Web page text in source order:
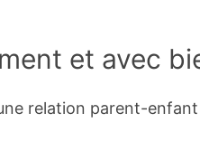
et avec
relation parent-